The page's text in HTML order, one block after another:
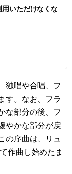
いただけなくな
独唱や合唱、フ
す。なお、フラ
な部分の後、フ
やかな部分が戻
序曲は、リュ
作曲し始めたま